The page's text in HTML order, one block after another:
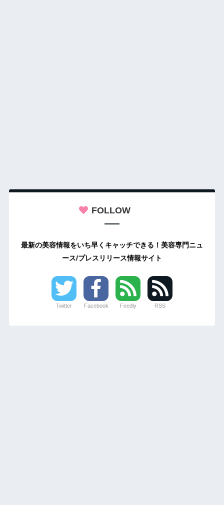
FOLLOW
最新の美容情報をいち早くキャッチできる！美容専門ニュ
ース/プレスリリース情報サイト
Twitter Facebook Feedly RSS